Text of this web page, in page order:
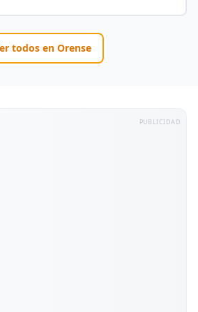
todos en Orense
PUBLICIDAD